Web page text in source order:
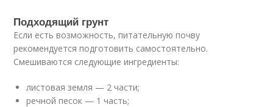
Подходящий грунт
Если есть возможность, питательную почву
рекомендуется подготовить самостоятельно.
Смешиваются следующие ингредиенты:
листовая земля — 2 части;
речной песок — 1 часть;